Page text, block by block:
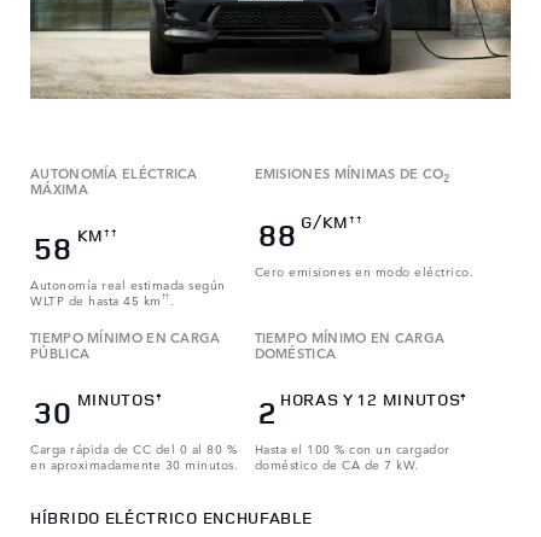
AUTONOMÍA ELÉCTRICA
MÁXIMA
58 KM††
Autonomía real estimada según
WLTP de hasta 45 km ††
EMISIONES MÍNIMAS DE CO2
88 G/KM††
Cero emisiones en modo eléctrico.
TIEMPO MÍNIMO EN CARGA
PÚBLICA
30 MINUTOS‡
Carga rápida de CC del 0 al 80 %
en aproximadamente 30 minutos.
TIEMPO MÍNIMO EN CARGA
DOMÉSTICA
2 HORAS Y 12 MINUTOS‡
Hasta el 100 % con un cargador
doméstico de CA de 7 kW.
HÍBRIDO ELÉCTRICO ENCHUFABLE